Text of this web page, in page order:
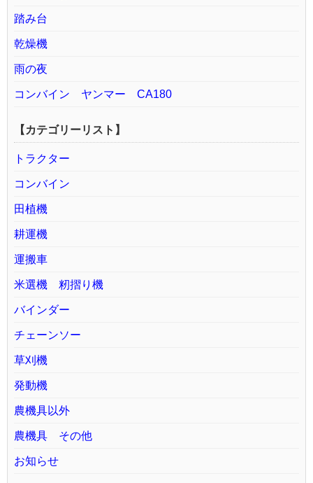
踏み台
乾燥機
雨の夜
コンバイン ヤンマー CA180
【カテゴリーリスト】
トラクター
コンバイン
田植機
耕運機
運搬車
米選機 籾摺り機
バインダー
チェーンソー
草刈機
発動機
農機具以外
農機具 その他
お知らせ